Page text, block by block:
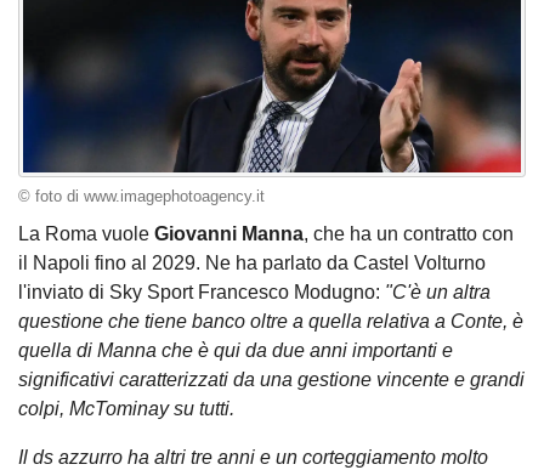
© foto di www.imagephotoagency.it
La Roma vuole Giovanni Manna, che ha un contratto con
il Napoli fino al 2029. Ne ha parlato da Castel Volturno
l'inviato di Sky Sport Francesco Modugno: "C'è un altra
questione che tiene banco oltre a quella relativa a Conte, è
quella di Manna che è qui da due anni importanti e
significativi caratterizzati da una gestione vincente e grandi
colpi, McTominay su tutti.
Il ds azzurro ha altri tre anni e un corteggiamento molto